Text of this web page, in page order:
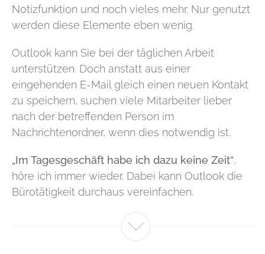
Notizfunktion und noch vieles mehr. Nur genutzt
werden diese Elemente eben wenig.
Outlook kann Sie bei der täglichen Arbeit
unterstützen. Doch anstatt aus einer
eingehenden E-Mail gleich einen neuen Kontakt
zu speichern, suchen viele Mitarbeiter lieber
nach der betreffenden Person im
Nachrichtenordner, wenn dies notwendig ist.
„Im Tagesgeschäft habe ich dazu keine Zeit“,
höre ich immer wieder. Dabei kann Outlook die
Bürotätigkeit durchaus vereinfachen.